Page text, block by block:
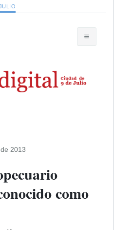
2013
como